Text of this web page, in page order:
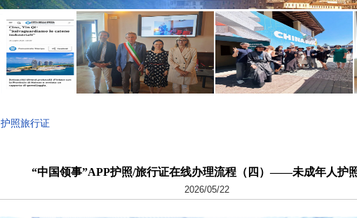
护照旅行证
“中国领事”APP护照/旅行证在线办理流程（四）——未成年人护
2026/05/22